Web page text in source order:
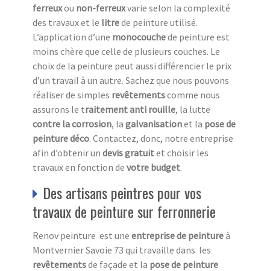
ferreuxou non-ferreuxvarie selon la complexité
des travaux et le litrede peinture utilisé.
L’application d’une monocouchede peinture est
moins chère que celle de plusieurs couches. Le
choix de la peinture peut aussi différencier le prix
d’un travail à un autre. Sachez que nous pouvons
réaliser de simples revêtementscomme nous
assurons le traitement anti rouille, la lutte
contre la corrosion, la galvanisationet la pose de
peinture déco. Contactez, donc, notre entreprise
afin d’obtenir un devisgratuitet choisir les
travaux en fonction de votre budget.
Des artisans peintres pour vos
travaux de peinture sur ferronnerie
Renov peinture est une entreprise de peintureà
Montvernier Savoie 73 qui travaille dans les
revêtementsde façade et la pose de peinture